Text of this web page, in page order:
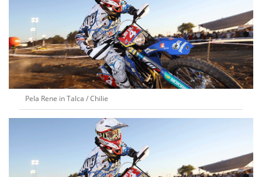
Pela Rene in Talca / Chilie